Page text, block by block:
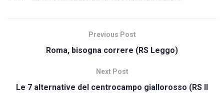
Previous Post
Roma, bisogna correre (RS Leggo)
Next Post
Le 7 alternative del centrocampo giallorosso (RS Il